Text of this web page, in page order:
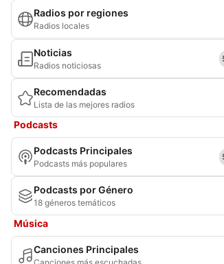
Radios por regiones
Radios locales
Noticias
Radios noticiosas
Recomendadas
Lista de las mejores radios
Podcasts
Podcasts Principales
Podcasts más populares
Podcasts por Género
18 géneros temáticos
Música
Canciones Principales